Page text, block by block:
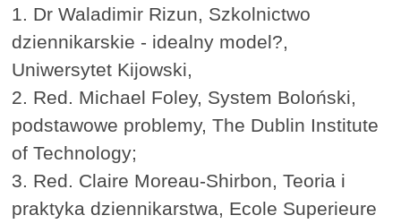
1. Dr Waladimir Rizun, Szkolnictwo
dziennikarskie - idealny model?,
Uniwersytet Kijowski,
2. Red. Michael Foley, System Boloński,
podstawowe problemy, The Dublin Institute
of Technology;
3. Red. Claire Moreau-Shirbon, Teoria i
praktyka dziennikarstwa, Ecole Superieure